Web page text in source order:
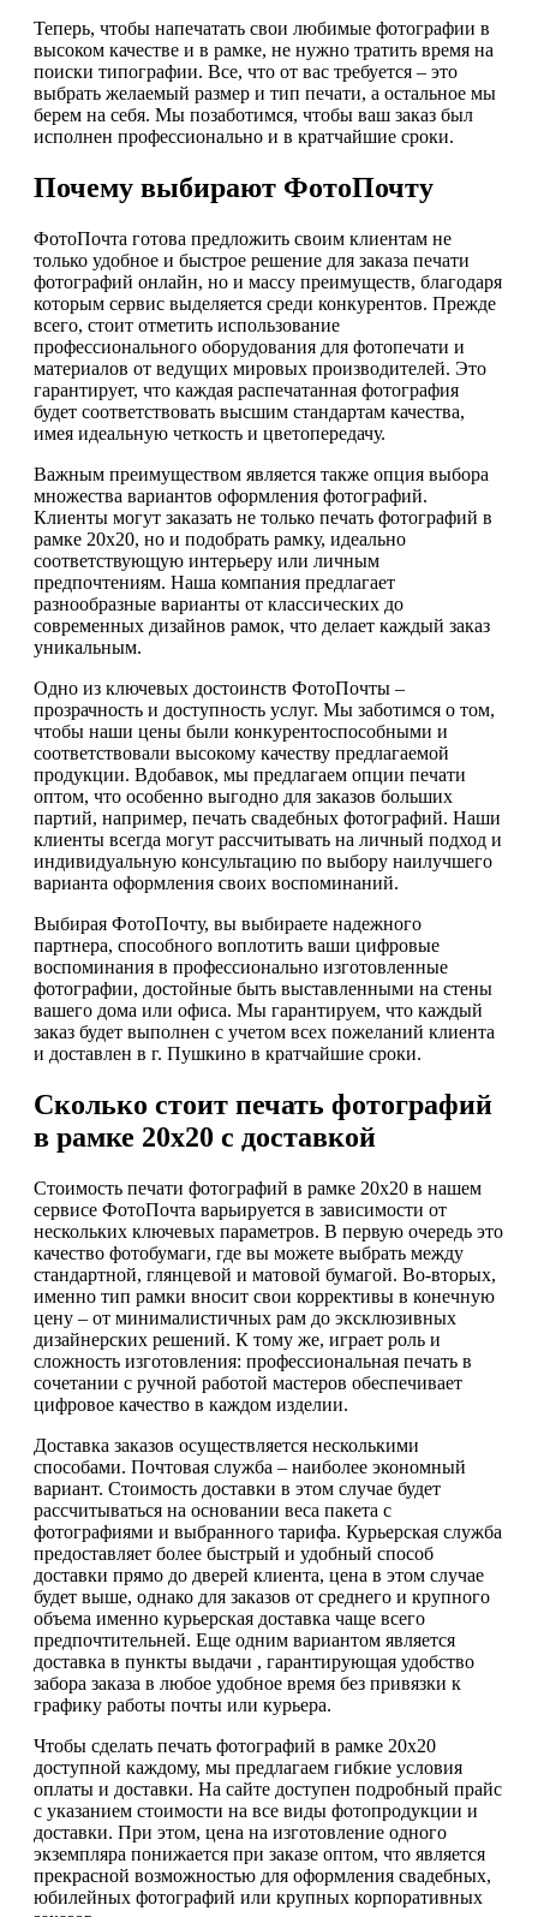
Теперь, чтобы напечатать свои любимые фотографии в
высоком качестве и в рамке, не нужно тратить время на
поиски типографии. Все, что от вас требуется – это
выбрать желаемый размер и тип печати, а остальное мы
берем на себя. Мы позаботимся, чтобы ваш заказ был
исполнен профессионально и в кратчайшие сроки.
Почему выбирают ФотоПочту
ФотоПочта готова предложить своим клиентам не
только удобное и быстрое решение для заказа печати
фотографий онлайн, но и массу преимуществ, благодаря
которым сервис выделяется среди конкурентов. Прежде
всего, стоит отметить использование
профессионального оборудования для фотопечати и
материалов от ведущих мировых производителей. Это
гарантирует, что каждая распечатанная фотография
будет соответствовать высшим стандартам качества,
имея идеальную четкость и цветопередачу.
Важным преимуществом является также опция выбора
множества вариантов оформления фотографий.
Клиенты могут заказать не только печать фотографий в
рамке 20х20, но и подобрать рамку, идеально
соответствующую интерьеру или личным
предпочтениям. Наша компания предлагает
разнообразные варианты от классических до
современных дизайнов рамок, что делает каждый заказ
уникальным.
Одно из ключевых достоинств ФотоПочты –
прозрачность и доступность услуг. Мы заботимся о том,
чтобы наши цены были конкурентоспособными и
соответствовали высокому качеству предлагаемой
продукции. Вдобавок, мы предлагаем опции печати
оптом, что особенно выгодно для заказов больших
партий, например, печать свадебных фотографий. Наши
клиенты всегда могут рассчитывать на личный подход и
индивидуальную консультацию по выбору наилучшего
варианта оформления своих воспоминаний.
Выбирая ФотоПочту, вы выбираете надежного
партнера, способного воплотить ваши цифровые
воспоминания в профессионально изготовленные
фотографии, достойные быть выставленными на стены
вашего дома или офиса. Мы гарантируем, что каждый
заказ будет выполнен с учетом всех пожеланий клиента
и доставлен в г. Пушкино в кратчайшие сроки.
Сколько стоит печать фотографий
в рамке 20х20 с доставкой
Стоимость печати фотографий в рамке 20х20 в нашем
сервисе ФотоПочта варьируется в зависимости от
нескольких ключевых параметров. В первую очередь это
качество фотобумаги, где вы можете выбрать между
стандартной, глянцевой и матовой бумагой. Во-вторых,
именно тип рамки вносит свои коррективы в конечную
цену – от минималистичных рам до эксклюзивных
дизайнерских решений. К тому же, играет роль и
сложность изготовления: профессиональная печать в
сочетании с ручной работой мастеров обеспечивает
цифровое качество в каждом изделии.
Доставка заказов осуществляется несколькими
способами. Почтовая служба – наиболее экономный
вариант. Стоимость доставки в этом случае будет
рассчитываться на основании веса пакета с
фотографиями и выбранного тарифа. Курьерская служба
предоставляет более быстрый и удобный способ
доставки прямо до дверей клиента, цена в этом случае
будет выше, однако для заказов от среднего и крупного
объема именно курьерская доставка чаще всего
предпочтительней. Еще одним вариантом является
доставка в пункты выдачи , гарантирующая удобство
забора заказа в любое удобное время без привязки к
графику работы почты или курьера.
Чтобы сделать печать фотографий в рамке 20х20
доступной каждому, мы предлагаем гибкие условия
оплаты и доставки. На сайте доступен подробный прайс
с указанием стоимости на все виды фотопродукции и
доставки. При этом, цена на изготовление одного
экземпляра понижается при заказе оптом, что является
прекрасной возможностью для оформления свадебных,
юбилейных фотографий или крупных корпоративных